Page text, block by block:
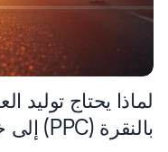
لماذا يحتاج توليد
بالنقرة (PPC) إلى خط نهاية أفضل